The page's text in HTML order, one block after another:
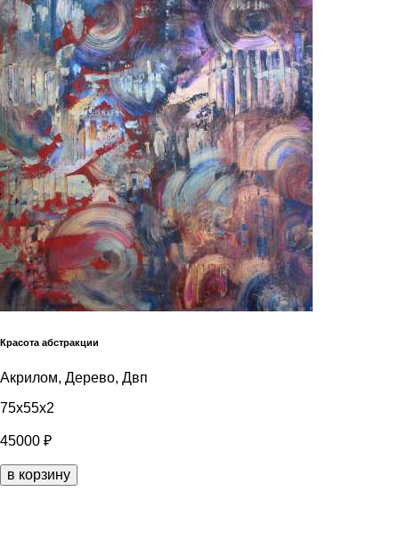
Красота абстракции
Акрилом, Дерево, Двп
75x55x2
45000 ₽
в корзину